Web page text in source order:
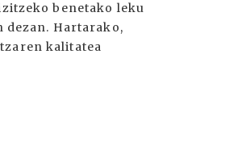
benetako leku
dezan. Hartarako,
kalitatea